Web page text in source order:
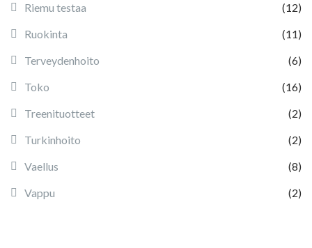
Riemu testaa
(12)
Ruokinta
(11)
Terveydenhoito
(6)
Toko
(16)
Treenituotteet
(2)
Turkinhoito
(2)
Vaellus
(8)
Vappu
(2)